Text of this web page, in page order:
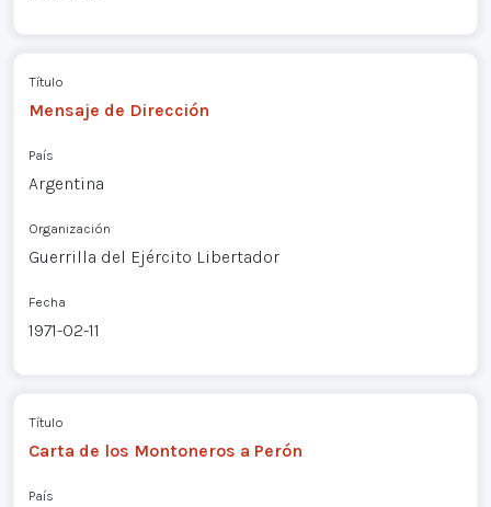
Título
Mensaje de Dirección
País
Argentina
Organización
Guerrilla del Ejército Libertador
Fecha
1971-02-11
Título
Carta de los Montoneros a Perón
País